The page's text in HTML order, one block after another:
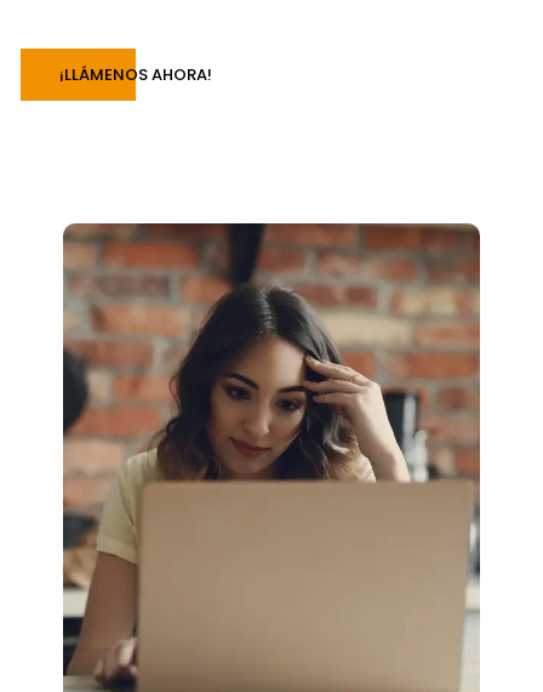
¡LLÁMENOS AHORA!